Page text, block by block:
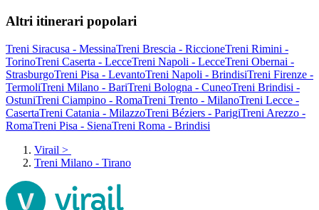
Altri itinerari popolari
Treni Siracusa - MessinaTreni Brescia - RiccioneTreni Rimini -
TorinoTreni Caserta - LecceTreni Napoli - LecceTreni Obernai -
StrasburgoTreni Pisa - LevantoTreni Napoli - BrindisiTreni Firenze -
TermoliTreni Milano - BariTreni Bologna - CuneoTreni Brindisi -
OstuniTreni Ciampino - RomaTreni Trento - MilanoTreni Lecce -
CasertaTreni Catania - MilazzoTreni Béziers - ParigiTreni Arezzo -
RomaTreni Pisa - SienaTreni Roma - Brindisi
Virail >
Treni Milano - Tirano